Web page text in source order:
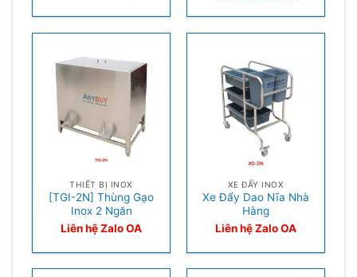
THIẾT BỊ INOX
[TGI-2N] Thùng Gạo
Inox 2 Ngăn
Liên hệ Zalo OA
XE ĐẨY INOX
Xe Đẩy Dao Nĩa Nhà
Hàng
Liên hệ Zalo OA